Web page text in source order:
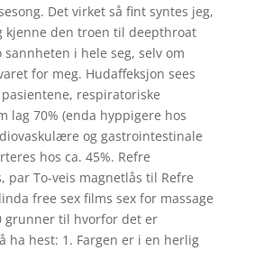
Det virket så fint syntes jeg,
kjenne den troen til deepthroat
i hele seg, selv om
for meg. Hudaffeksjon sees
respiratoriske
lag 70% (enda hyppigere hos
og gastrointestinale
hos ca. 45%. Refre
par To-veis magnetlås til Refre
free sex films sex for massage
grunner til hvorfor det er
ha hest: 1. Fargen er i en herlig